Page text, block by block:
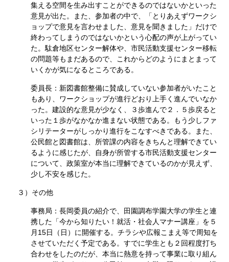
集える空間を生み出すことができるのではないかといった
意見が出た。また、参加者の中で、「とりあえずワークシ
ョップで意見を言わせました、意見を聞きました」だけで
終わってしまうのではないかという心配の声が上がってい
た。駄倉地区センター解体や、市民活動支援センター移転
の問題等もまだあるので、これからどのようにまとまって
いくかが気になるところである。
委員長：新図書館整備に賛成していない参加者がいたこと
もあり、ワークショップが進行どおり上手く進んでいなか
った。建設的な意見が少なく、３歩進んで２．５歩戻ると
いった１歩がなかなか進まない状態である。もう少しファ
シリテーターがしっかり進行をこなすべきである。また、
公民館と図書館は、所管課の内容をきちんと理解できてい
るように感じたが、自身が所管する市民活動支援センター
について、政策室が本当に理解できているのかが見えず、
少し不安を感じた。
３）その他
事務局：長岡委員の紹介で、田園調布学園大学の学生と連
携した「今から知りたい！就活・社会人マナー講座」を５
月15日（日）に開催する。チラシや広報こまえ等で周知を
させていただく予定である。すでに学生とも２回程度打ち
合わせをしたのだが、本当に熱意を持って事業に取り組ん